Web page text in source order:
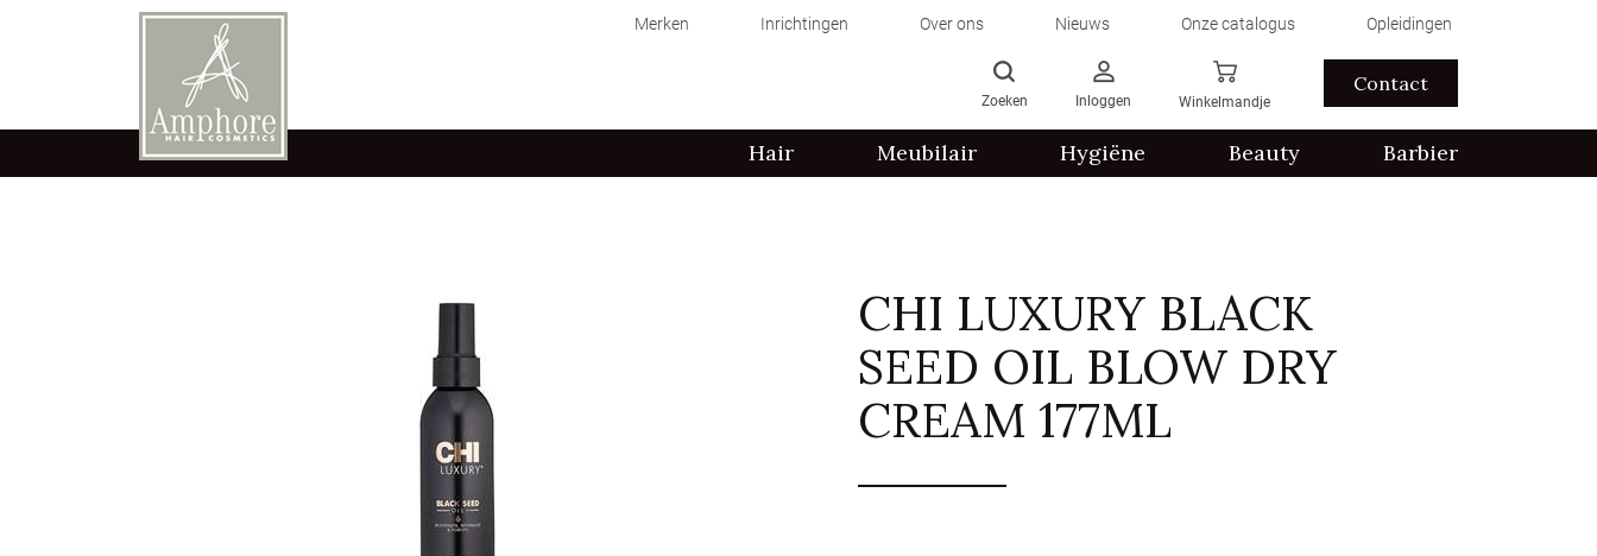
Merken Inrichtingen Over ons Nieuws Onze catalogus Opleidingen
Zoeken Inloggen Winkelmandje
Contact
Hair Meubilair Hygiëne Beauty Barbier
CHI LUXURY BLACK
SEED OIL BLOW DRY
CREAM 177ML